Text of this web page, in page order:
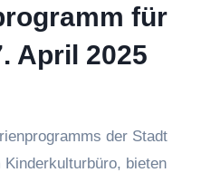
für
April 2025
der Stadt
bieten